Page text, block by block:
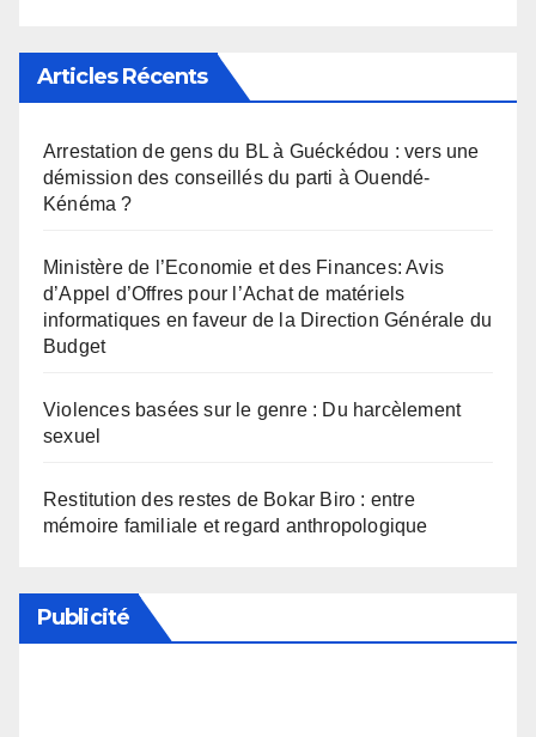
Articles Récents
Arrestation de gens du BL à Guéckédou : vers une
démission des conseillés du parti à Ouendé-
Kénéma ?
Ministère de l’Economie et des Finances: Avis
d’Appel d’Offres pour l’Achat de matériels
informatiques en faveur de la Direction Générale du
Budget
Violences basées sur le genre : Du harcèlement
sexuel
Restitution des restes de Bokar Biro : entre
mémoire familiale et regard anthropologique
Publicité